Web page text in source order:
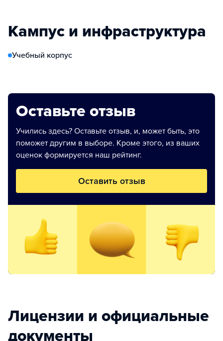
Кампус и инфраструктура
Учебный корпус
Оставьте отзыв
Учились здесь? Оставьте отзыв, и, может быть, это
поможет другим в выборе. Кроме этого, из ваших
оценок формируется наш рейтинг.
Оставить отзыв
Лицензии и официальные
документы